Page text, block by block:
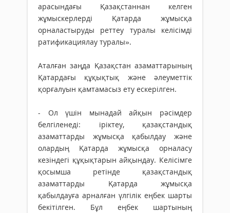
арасындағы Қазақстаннан келген
жұмыскерлерді Қатарда жұмысқа
орналастыруды реттеу туралы келісімді
ратификациялау туралы».
Аталған заңда Қазақстан азаматтарының
Қатардағы құқықтық және әлеуметтік
қорғалуын қамтамасыз ету ескерілген.
- Ол үшін мынадай айқын рәсімдер
белгіленеді: іріктеу, қазақстандық
азаматтарды жұмысқа қабылдау және
олардың Қатарда жұмысқа орналасу
кезіндегі құқықтарын айқындау. Келісімге
қосымша ретінде қазақстандық
азаматтарды Қатарда жұмысқа
қабылдауға арналған үлгілік еңбек шарты
бекітілген. Бұл еңбек шартының